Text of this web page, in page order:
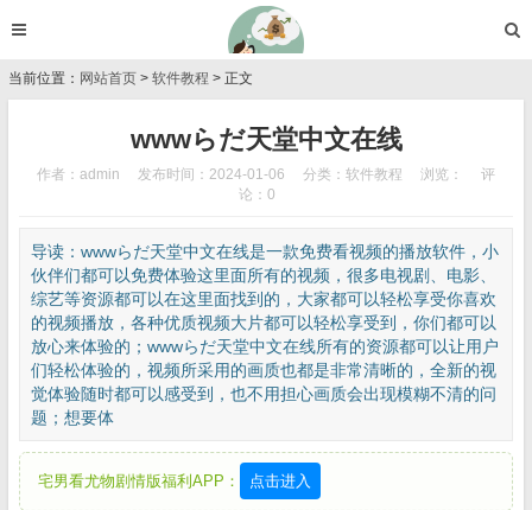
当前位置： 网站首页 > 软件教程 > 正文
wwwらだ天堂中文在线
作者：admin 发布时间：2024-01-06 分类： 软件教程 浏览：
评
论：0
导读：wwwらだ天堂中文在线是一款免费看视频的播放软件，小
伙伴们都可以免费体验这里面所有的视频，很多电视剧、电影、
综艺等资源都可以在这里面找到的，大家都可以轻松享受你喜欢
的视频播放，各种优质视频大片都可以轻松享受到，你们都可以
放心来体验的；wwwらだ天堂中文在线所有的资源都可以让用户
们轻松体验的，视频所采用的画质也都是非常清晰的，全新的视
觉体验随时都可以感受到，也不用担心画质会出现模糊不清的问
题；想要体
宅男看尤物剧情版福利APP： 点击进入